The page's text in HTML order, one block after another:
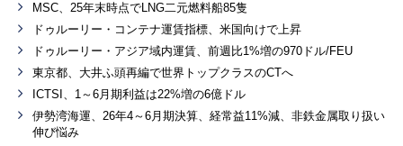
MSC、25年末時点でLNG二元燃料船85隻
ドゥルーリー・コンテナ運賃指標、米国向けで上昇
ドゥルーリー・アジア域内運賃、前週比1%増の970ドル/FEU
東京都、大井ふ頭再編で世界トップクラスのCTへ
ICTSI、1～6月期利益は22%増の6億ドル
伊勢湾海運、26年4～6月期決算、経常益11%減、非鉄金属取り扱い
伸び悩み